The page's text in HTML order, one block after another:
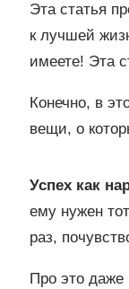
Эта статья
к лучшей
имеете! Эта
Конечно, в
вещи, о
Успех как
ему нужен
раз,
Про это